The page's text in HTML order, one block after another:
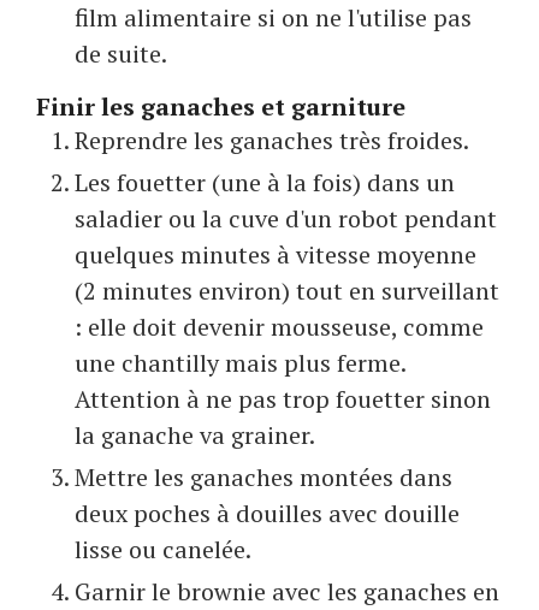
film alimentaire si on ne l'utilise pas
de suite.
Finir les ganaches et garniture
Reprendre les ganaches très froides.
Les fouetter (une à la fois) dans un
saladier ou la cuve d'un robot pendant
quelques minutes à vitesse moyenne
(2 minutes environ) tout en surveillant
: elle doit devenir mousseuse, comme
une chantilly mais plus ferme.
Attention à ne pas trop fouetter sinon
la ganache va grainer.
Mettre les ganaches montées dans
deux poches à douilles avec douille
lisse ou canelée.
Garnir le brownie avec les ganaches en